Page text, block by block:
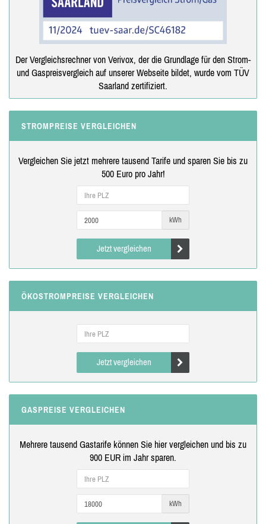
Der Vergleichsrechner von Verivox, der die Grundlage für den Strom-
und Gaspreisvergleich auf unserer Webseite bildet, wurde vom TÜV
Saarland zertifiziert.
STROMPREISE VERGLEICHEN
Vergleichen Sie jetzt mehrere tausend Tarife und sparen Sie bis zu
500 Euro pro Jahr!
kWh
Jetzt vergleichen
ÖKOSTROMPREISE VERGLEICHEN
Jetzt vergleichen
GASPREISE VERGLEICHEN
Mehrere tausend Gastarife können Sie hier vergleichen und bis zu
900 EUR im Jahr sparen.
kWh